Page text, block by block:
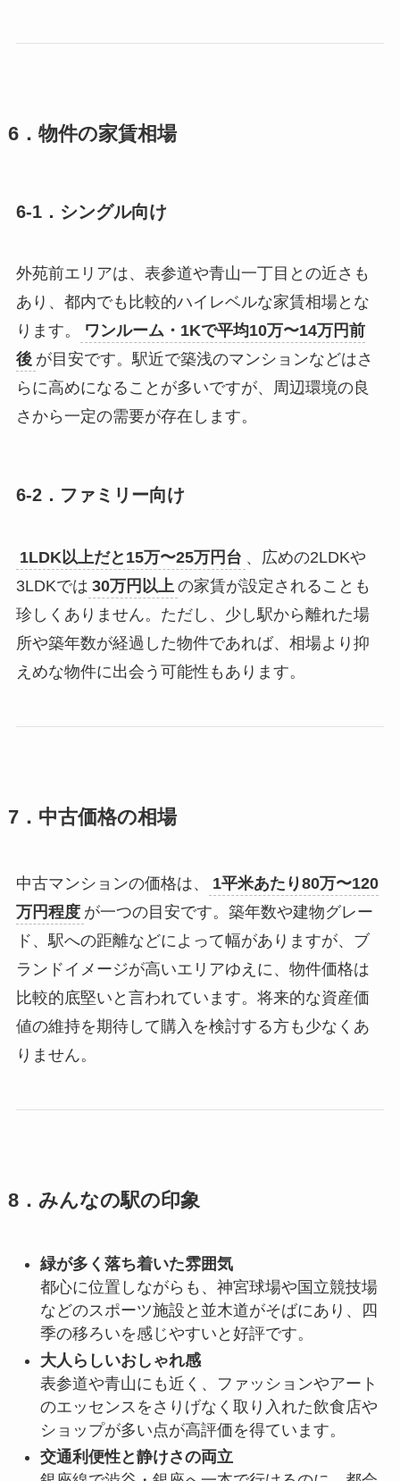
6．物件の家賃相場
6-1．シングル向け
外苑前エリアは、表参道や青山一丁目との近さも
あり、都内でも比較的ハイレベルな家賃相場とな
ります。
ワンルーム・1Kで平均10万〜14万円前
後 が目安です。駅近で築浅のマンションなどはさ
らに高めになることが多いですが、周辺環境の良
さから一定の需要が存在します。
6-2．ファミリー向け
1LDK以上だと15万〜25万円台 、広めの2LDKや
3LDKでは 30万円以上 の家賃が設定されることも
珍しくありません。ただし、少し駅から離れた場
所や築年数が経過した物件であれば、相場より抑
えめな物件に出会う可能性もあります。
7．中古価格の相場
中古マンションの価格は、
1平米あたり80万〜120
万円程度 が一つの目安です。築年数や建物グレー
ド、駅への距離などによって幅がありますが、ブ
ランドイメージが高いエリアゆえに、物件価格は
比較的底堅いと言われています。将来的な資産価
値の維持を期待して購入を検討する方も少なくあ
りません。
8．みんなの駅の印象
緑が多く落ち着いた雰囲気
都心に位置しながらも、神宮球場や国立競技場
などのスポーツ施設と並木道がそばにあり、四
季の移ろいを感じやすいと好評です。
大人らしいおしゃれ感
表参道や青山にも近く、ファッションやアート
のエッセンスをさりげなく取り入れた飲食店や
ショップが多い点が高評価を得ています。
交通利便性と静けさの両立